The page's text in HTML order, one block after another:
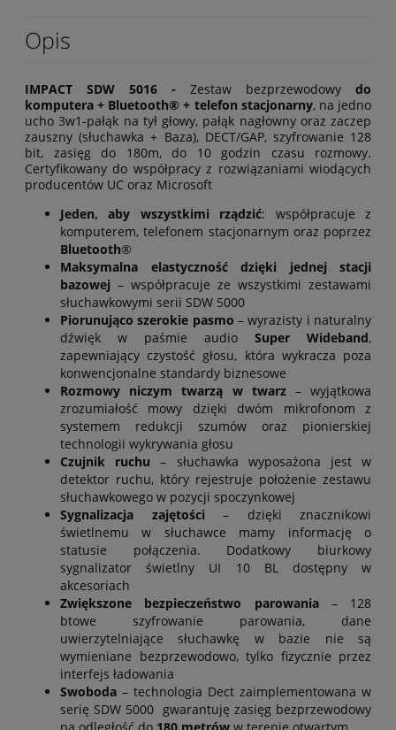
Opis
IMPACT SDW 5016 - Zestaw bezprzewodowy do
komputera + Bluetooth® + telefon stacjonarny, na jedno
ucho 3w1-pałąk na tył głowy, pałąk nagłowny oraz zaczep
zauszny (słuchawka + Baza), DECT/GAP, szyfrowanie 128
bit, zasięg do 180m, do 10 godzin czasu rozmowy.
Certyfikowany do współpracy z rozwiązaniami wiodących
producentów UC oraz Microsoft
Jeden, aby wszystkimi rządzić: współpracuje z
komputerem, telefonem stacjonarnym oraz poprzez
Bluetooth®
Maksymalna elastyczność dzięki jednej stacji
bazowej – współpracuje ze wszystkimi zestawami
słuchawkowymi serii SDW 5000
Piorunująco szerokie pasmo – wyrazisty i naturalny
dźwięk w paśmie audio Super Wideband,
zapewniający czystość głosu, która wykracza poza
konwencjonalne standardy biznesowe
Rozmowy niczym twarzą w twarz– wyjątkowa
zrozumiałość mowy dzięki dwóm mikrofonom z
systemem redukcji szumów oraz pionierskiej
technologii wykrywania głosu
Czujnik ruchu – słuchawka wyposażona jest w
detektor ruchu, który rejestruje położenie zestawu
słuchawkowego w pozycji spoczynkowej
Sygnalizacja zajętości – dzięki znacznikowi
świetlnemu w słuchawce mamy informację o
statusie połączenia. Dodatkowy biurkowy
sygnalizator świetlny UI 10 BL dostępny w
akcesoriach
Zwiększone bezpieczeństwo parowania– 128
btowe szyfrowanie parowania, dane
uwierzytelniające słuchawkę w bazie nie są
wymieniane bezprzewodowo, tylko fizycznie przez
interfejs ładowania
Swoboda – technologia Dect zaimplementowana w
serię SDW 5000 gwarantuję zasięg bezprzewodowy